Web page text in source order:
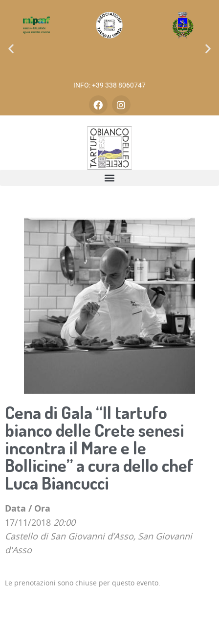
INFO: +39 338 8060747
Cena di Gala “Il tartufo
bianco delle Crete senesi
incontra il Mare e le
Bollicine” a cura dello chef
Luca Biancucci
Data / Ora
17/11/2018 20:00
Castello di San Giovanni d’Asso, San Giovanni
d'Asso
Le prenotazioni sono chiuse per questo evento.